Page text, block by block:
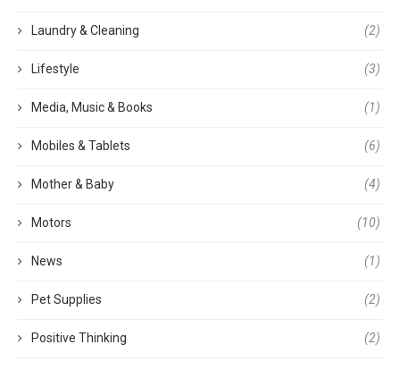
Laundry & Cleaning (2)
Lifestyle (3)
Media, Music & Books (1)
Mobiles & Tablets (6)
Mother & Baby (4)
Motors (10)
News (1)
Pet Supplies (2)
Positive Thinking (2)